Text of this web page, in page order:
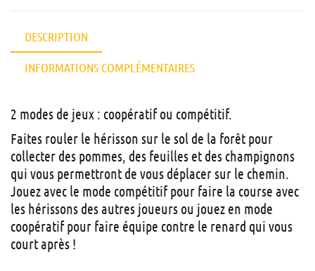
DESCRIPTION
INFORMATIONS COMPLÉMENTAIRES
2 modes de jeux : coopératif ou compétitif.
Faites rouler le hérisson sur le sol de la forêt pour
collecter des pommes, des feuilles et des champignons
qui vous permettront de vous déplacer sur le chemin.
Jouez avec le mode compétitif pour faire la course avec
les hérissons des autres joueurs ou jouez en mode
coopératif pour faire équipe contre le renard qui vous
court après !